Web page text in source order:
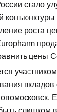
стало
конъюнктуры
роста
цены
вкладов
слишком